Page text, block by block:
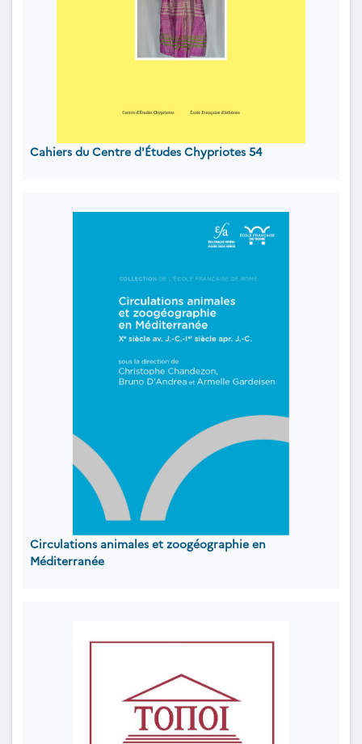
Cahiers du Centre d'Études Chypriotes 54
Circulations animales et zoogéographie en
Méditerranée